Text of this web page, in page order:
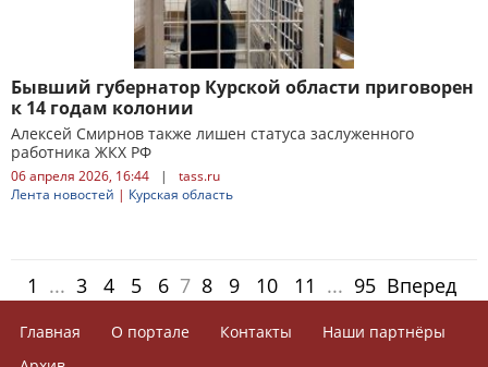
Бывший губернатор Курской области приговорен
к 14 годам колонии
Алексей Смирнов также лишен статуса заслуженного
работника ЖКХ РФ
06 апреля 2026, 16:44 |
tass.ru
Лента новостей | Курская область
1 ... 3 4 5 6 7 8 9 10 11 ... 95 Вперед
Главная О портале Контакты
Наши партнёры